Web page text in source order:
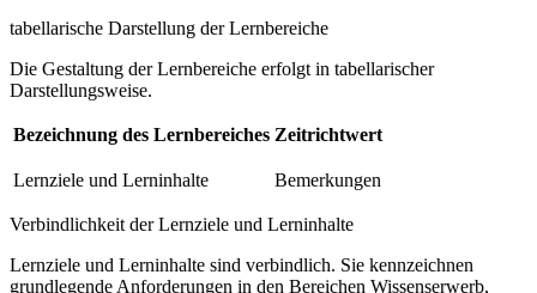
tabellarische Darstellung der Lernbereiche
Die Gestaltung der Lernbereiche erfolgt in tabellarischer
Darstellungsweise.
Bezeichnung des Lernbereiches Zeitrichtwert
Lernziele und Lerninhalte Bemerkungen
Verbindlichkeit der Lernziele und Lerninhalte
Lernziele und Lerninhalte sind verbindlich. Sie kennzeichnen
grundlegende Anforderungen in den Bereichen Wissenserwerb,